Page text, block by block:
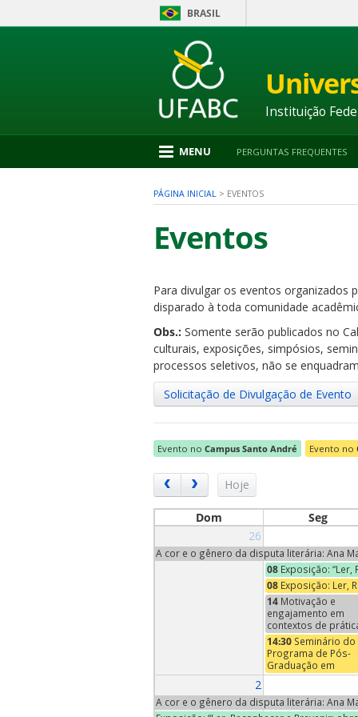
BRASIL
para
2
Instituição
MENU PERGUNTAS FREQUENTES
PÁGINA INICIAL > EVENTOS
Eventos
Para divulgar os eventos organizados
disparado à toda comunidade
Obs.: Somente serão publicados no
culturais, exposições, simpósios,
processos seletivos, não se
Solicitação de Divulgação de Evento
Evento no Campus Santo André Evento no
Hoje
Dom Seg
26
A cor e o gênero da disputa literária: Ana
08 Exposição:
08 Exposição: Ler,
14 Motivação e
engajamento em
contextos de
ensino e
aprendizagem de
música | Conversas
Neuromusicais -
14:30 Seminário do
Programa de Pós-
Graduação em
Economia – Profa
(Trinity University,
EUA)
2
A cor e o gênero da disputa literária: Ana